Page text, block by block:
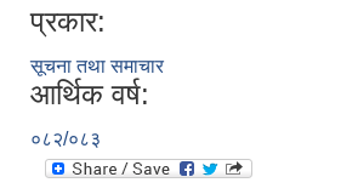
प्रकार:
सूचना तथा समाचार
आर्थिक वर्ष:
०८२/०८३